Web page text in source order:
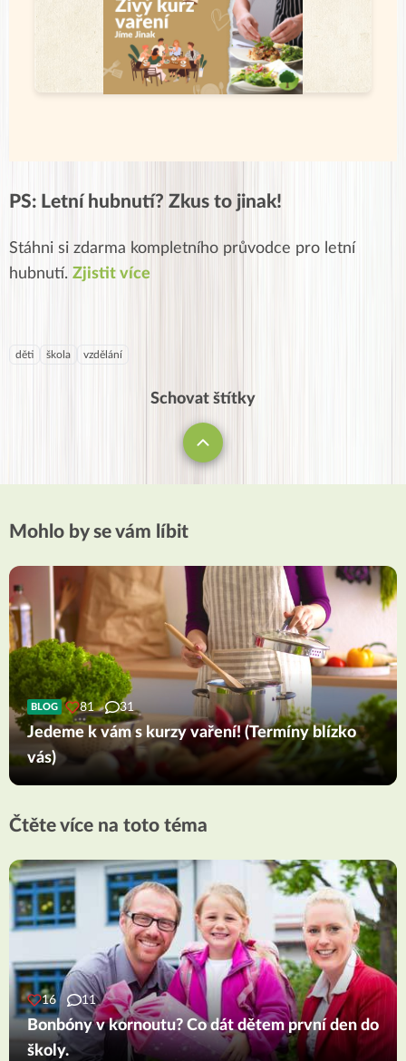
PS: Letní hubnutí? Zkus to jinak!
Stáhni si zdarma kompletního průvodce pro letní
hubnutí. Zjistit více
děti škola vzdělání
Schovat štítky
Mohlo by se vám líbit
BLOG 81 31
Jedeme k vám s kurzy vaření! (Termíny blízko
vás)
Čtěte více na toto téma
16 11
Bonbóny v kornoutu? Co dát dětem první den do
školy.